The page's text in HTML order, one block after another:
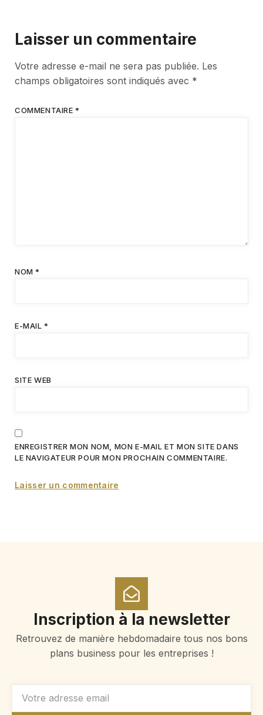
Laisser un commentaire
Votre adresse e-mail ne sera pas publiée. Les
champs obligatoires sont indiqués avec *
COMMENTAIRE*
NOM*
E-MAIL*
SITE WEB
ENREGISTRER MON NOM, MON E-MAIL ET MON SITE DANS
LE NAVIGATEUR POUR MON PROCHAIN COMMENTAIRE.
Inscription à la newsletter
Retrouvez de manière hebdomadaire tous nos bons
plans business pour les entreprises !